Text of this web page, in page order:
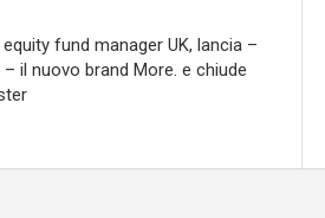
fund manager UK, lancia –
il nuovo brand More. e chiude